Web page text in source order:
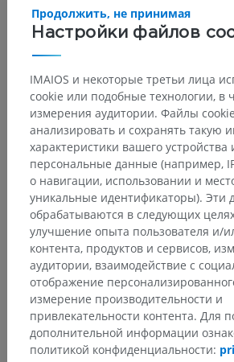
Fasciculus angularis musculus
Основные структуры:
относящихся к этой части тела
Переводы
Заметили ошибку?
Не стесняйтесь предложить
перевода или решение по
Сообщить об ошибке
СКАЧАТЬ ПРИЛОЖЕНИЕ
Настройки файлов
Продолжить, не принимая
IMAIOS и некоторые третьи лица
cookie или подобные технологии, в
измерения аудитории. Файлы
анализировать и сохранять такую
характеристики вашего
персональные данные (например,
о навигации, использовании и
уникальные идентификаторы). Эти
обрабатываются в следующих
улучшение опыта пользователя и/
контента, продуктов и сервисов,
аудитории, взаимодействие с
отображение
измерение производительности и
привлекательности контента. Для
дополнительной информации
политикой конфиденциальности: